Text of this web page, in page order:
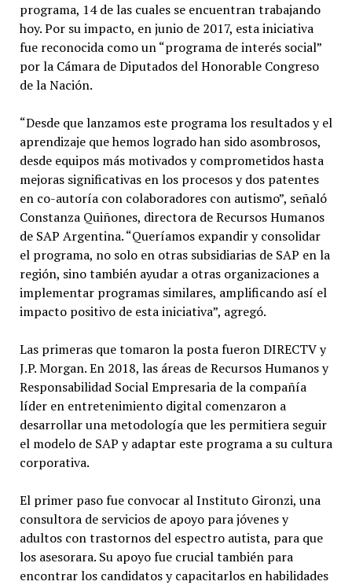
programa, 14 de las cuales se encuentran trabajando
hoy. Por su impacto, en junio de 2017, esta iniciativa
fue reconocida como un “programa de interés social”
por la Cámara de Diputados del Honorable Congreso
de la Nación.
“Desde que lanzamos este programa los resultados y el
aprendizaje que hemos logrado han sido asombrosos,
desde equipos más motivados y comprometidos hasta
mejoras significativas en los procesos y dos patentes
en co-autoría con colaboradores con autismo”, señaló
Constanza Quiñones, directora de Recursos Humanos
de SAP Argentina. “Queríamos expandir y consolidar
el programa, no solo en otras subsidiarias de SAP en la
región, sino también ayudar a otras organizaciones a
implementar programas similares, amplificando así el
impacto positivo de esta iniciativa”, agregó.
Las primeras que tomaron la posta fueron DIRECTV y
J.P. Morgan. En 2018, las áreas de Recursos Humanos y
Responsabilidad Social Empresaria de la compañía
líder en entretenimiento digital comenzaron a
desarrollar una metodología que les permitiera seguir
el modelo de SAP y adaptar este programa a su cultura
corporativa.
El primer paso fue convocar al Instituto Gironzi, una
consultora de servicios de apoyo para jóvenes y
adultos con trastornos del espectro autista, para que
los asesorara. Su apoyo fue crucial también para
encontrar los candidatos y capacitarlos en habilidades